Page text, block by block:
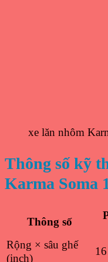
xe lăn nhôm
Thông số kỹ
Karma Soma
Thông số
Rộng × sâu ghế
(inch)